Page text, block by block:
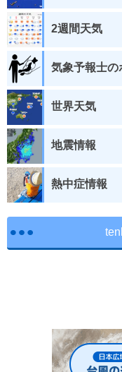
2週間天気
気象予報士の
世界天気
地震情報
熱中症情報